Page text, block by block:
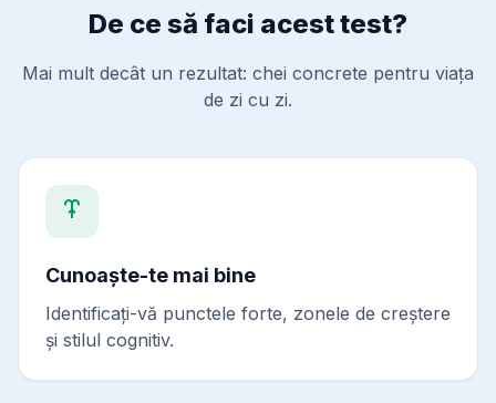
De ce să faci acest test?
Mai mult decât un rezultat: chei concrete pentru viața
de zi cu zi.
Cunoaște-te mai bine
Identificați-vă punctele forte, zonele de creștere
și stilul cognitiv.